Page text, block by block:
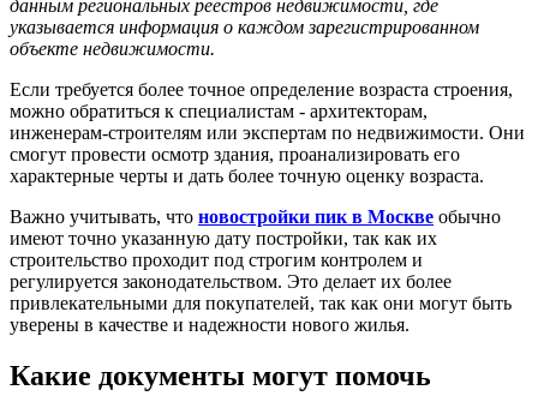
данным региональных реестров недвижимости, где
указывается информация о каждом зарегистрированном
объекте недвижимости.
Если требуется более точное определение возраста строения,
можно обратиться к специалистам - архитекторам,
инженерам-строителям или экспертам по недвижимости. Они
смогут провести осмотр здания, проанализировать его
характерные черты и дать более точную оценку возраста.
Важно учитывать, что новостройки пик в Москве обычно
имеют точно указанную дату постройки, так как их
строительство проходит под строгим контролем и
регулируется законодательством. Это делает их более
привлекательными для покупателей, так как они могут быть
уверены в качестве и надежности нового жилья.
Какие документы могут помочь